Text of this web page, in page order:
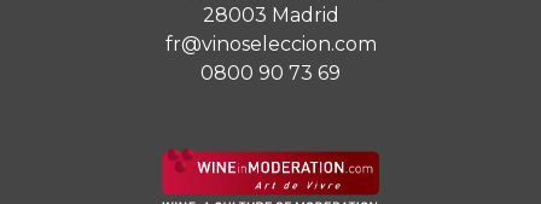
28003 Madrid
fr@vinoseleccion.com
0800 90 73 69